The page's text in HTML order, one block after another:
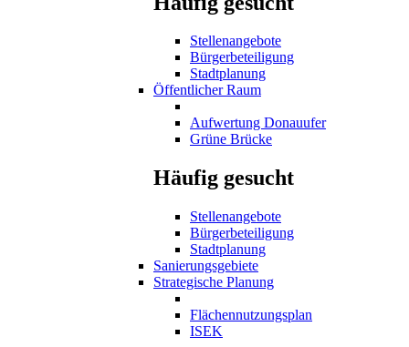
Stellenangebote
Bürgerbeteiligung
Stadtplanung
Öffentlicher Raum
Aufwertung Donauufer
Grüne Brücke
Häufig gesucht
Stellenangebote
Bürgerbeteiligung
Stadtplanung
Sanierungsgebiete
Strategische Planung
Flächennutzungsplan
ISEK